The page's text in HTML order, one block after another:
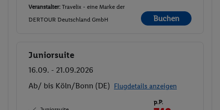
Veranstalter: Travelix - eine Marke der
DERTOUR Deutschland GmbH
Buchen
Buchen
Juniorsuite
16.09. - 21.09.2026
Ab/ bis Köln/Bonn (DE) Flugdetails anzeigen
p.P.